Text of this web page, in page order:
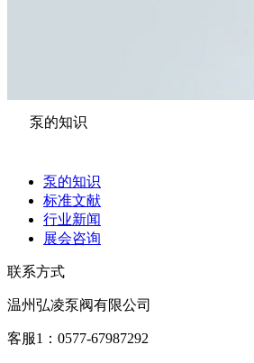
泵的知识
泵的知识
标准文献
行业新闻
展会咨询
联系方式
温州弘凌泵阀有限公司
客服1：0577-67987292